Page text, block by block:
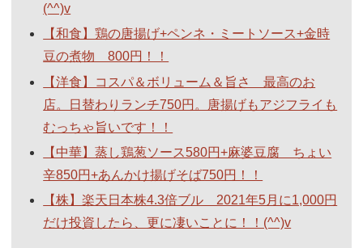
(^^)v
【和食】鶏の唐揚げ+ペンネ・ミートソース+金時
豆の煮物 800円！！
【洋食】コスパ＆ボリューム＆旨さ 最高のお
店。日替わりランチ750円。唐揚げもアジフライも
むっちゃ旨いです！！
【中華】蒸し鶏葱ソース580円+麻婆豆腐 ちょい
辛850円+あんかけ揚げそば750円！！
【株】楽天日本株4.3倍ブル 2021年5月に1,000円
だけ投資したら、更に凄いことに！！(^^)v